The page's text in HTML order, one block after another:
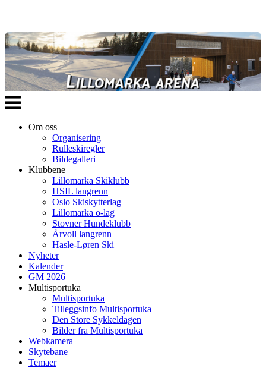
Veksle
navigasjon
Om oss
Organisering
Rulleskiregler
Bildegalleri
Klubbene
Lillomarka Skiklubb
HSIL langrenn
Oslo Skiskytterlag
Lillomarka o-lag
Stovner Hundeklubb
Årvoll langrenn
Hasle-Løren Ski
Nyheter
Kalender
GM 2026
Multisportuka
Multisportuka
Tilleggsinfo Multisportuka
Den Store Sykkeldagen
Bilder fra Multisportuka
Webkamera
Skytebane
Temaer